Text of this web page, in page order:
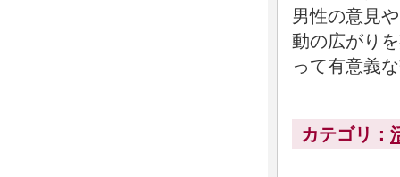
男性の意見
動の広がり
って有意義
カテゴリ：